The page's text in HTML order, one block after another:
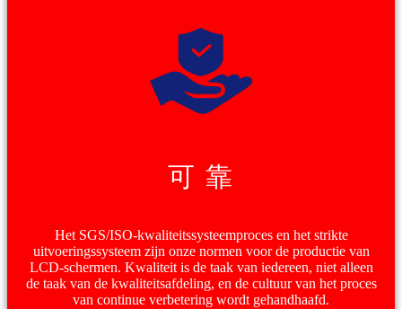
可 靠
Het SGS/ISO-kwaliteitssysteemproces en het strikte
uitvoeringssysteem zijn onze normen voor de productie van
LCD-schermen. Kwaliteit is de taak van iedereen, niet alleen
de taak van de kwaliteitsafdeling, en de cultuur van het proces
van continue verbetering wordt gehandhaafd.